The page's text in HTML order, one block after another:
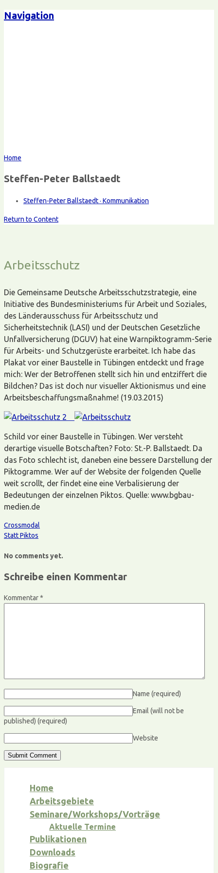
Navigation
Home
Steffen-Peter Ballstaedt
Steffen-Peter Ballstaedt · Kommunikation
Return to Content
Arbeitsschutz
Die Gemeinsame Deutsche Arbeitsschutzstrategie, eine
Initiative des Bundesministeriums für Arbeit und Soziales,
des Länderausschuss für Arbeitsschutz und
Sicherheitstechnik (LASI) und der Deutschen Gesetzliche
Unfallversicherung (DGUV) hat eine Warnpiktogramm-Serie
für Arbeits- und Schutzgerüste erarbeitet. Ich habe das
Plakat vor einer Baustelle in Tübingen entdeckt und frage
mich: Wer der Betroffenen stellt sich hin und entziffert die
Bildchen? Das ist doch nur visueller Aktionismus und eine
Arbeitsbeschaffungsmaßnahme! (19.03.2015)
Schild vor einer Baustelle in Tübingen. Wer versteht
derartige visuelle Botschaften? Foto: St.-P. Ballstaedt. Da
das Foto schlecht ist, daneben eine bessere Darstellung der
Piktogramme. Wer auf der Website der folgenden Quelle
weit scrollt, der findet eine eine Verbalisierung der
Bedeutungen der einzelnen Piktos. Quelle: www.bgbau-
medien.de
Crossmodal
Statt Piktos
No comments yet.
Schreibe einen Kommentar
Kommentar*
Name (required)
Email (will not be
published) (required)
Website
Home
Arbeitsgebiete
Seminare/Workshops/Vorträge
Aktuelle Termine
Publikationen
Downloads
Biografie